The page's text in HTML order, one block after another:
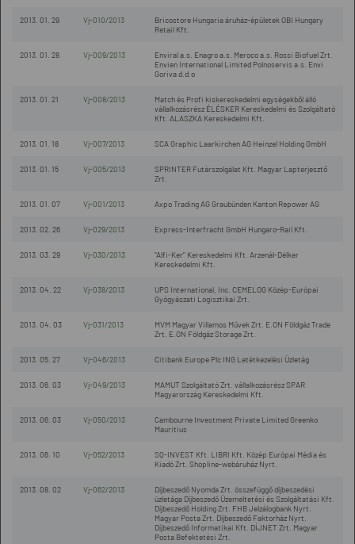
2013. 01. 29 Vj-010/2013
Bricostore Hungaria áruház-épületek OBI Hungary
Retail Kft.
2013. 01. 28 Vj-009/2013
Enviral a.s. Enagro a.s. Meroco a.s. Rossi Biofuel Zrt.
Envien International Limited Polnoservis a.s. Envi
Goriva d.d.o
2013. 01. 21 Vj-008/2013
Match és Profi kiskereskedelmi egységekből álló
vállalkozásrész ÉLÉSKER Kereskedelmi és Szolgáltató
Kft. ALASZKA Kereskedelmi Kft.
2013. 01. 18 Vj-007/2013 SCA Graphic Laarkirchen AG Heinzel Holding GmbH
2013. 01. 15 Vj-005/2013
SPRINTER Futárszolgálat Kft. Magyar Lapterjesztő
Zrt.
2013. 01. 07 Vj-001/2013 Axpo Trading AG Graubünden Kanton Repower AG
2013. 02. 26 Vj-029/2013 Express-Interfracht GmbH Hungaro-Rail Kft.
2013. 03. 29 Vj-030/2013
"Alfi-Ker" Kereskedelmi Kft. Arzenál-Délker
Kereskedelmi Kft.
2013. 04. 22 Vj-038/2013
UPS International, Inc. CEMELOG Közép-Európai
Gyógyászati Logisztikai Zrt.
2013. 04. 03 Vj-031/2013
MVM Magyar Villamos Művek Zrt. E.ON Földgáz Trade
Zrt. E.ON Földgáz Storage Zrt.
2013. 05. 27 Vj-046/2013 Citibank Europe Plc ING Letétkezelési Üzletág
2013. 06. 03 Vj-049/2013
MAMUT Szolgáltató Zrt. vállalkozásrész SPAR
Magyarország Kereskedelmi Kft.
2013. 06. 03 Vj-050/2013
Cambourne Investment Private Limited Greenko
Mauritius
2013. 06. 10 Vj-052/2013
SQ-INVEST Kft. LIBRI Kft. Közép Európai Média és
Kiadó Zrt. Shopline-webáruház Nyrt.
2013. 08. 02 Vj-062/2013
Díjbeszedő Nyomda Zrt. összefüggő díjbeszedési
üzletága Díjbeszedő Üzemeltetési és Szolgáltatási Kft.
Díjbeszedő Holding Zrt. FHB Jelzálogbank Nyrt.
Magyar Posta Zrt. Díjbeszedő Faktorház Nyrt.
Díjbeszedő Informatikai Kft. DÍJNET Zrt. Magyar
Posta Befektetési Zrt.